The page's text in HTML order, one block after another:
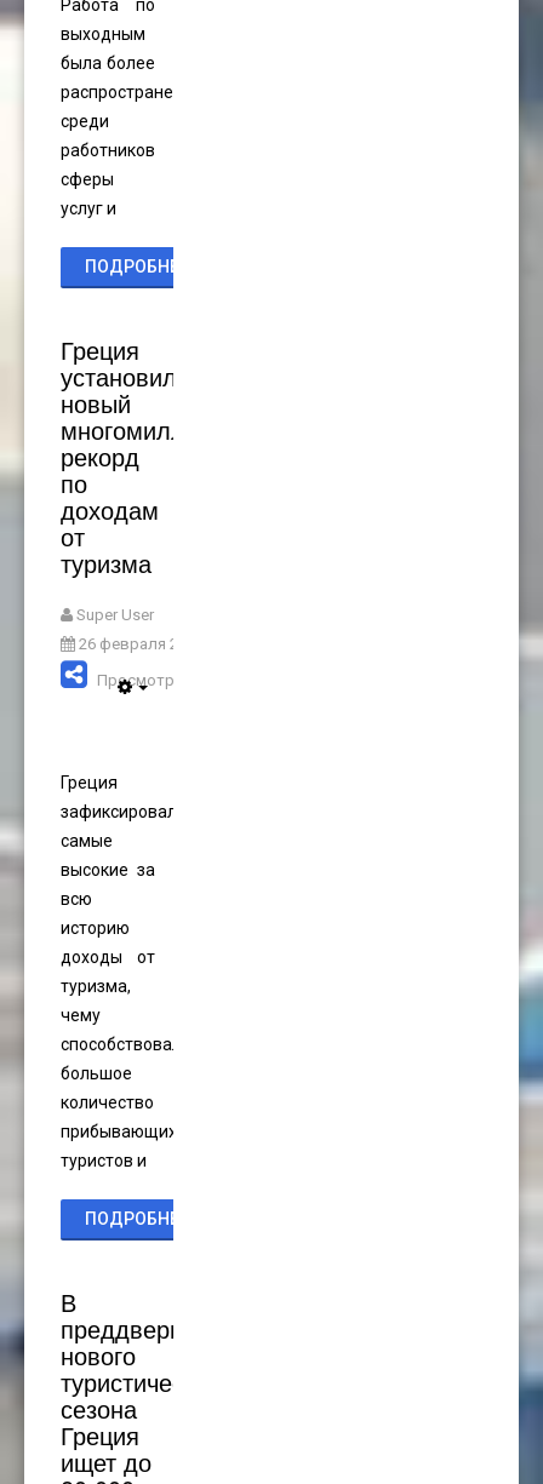
Работа по
выходным
была более
распространена
среди
работников
сферы
услуг и
ПОДРОБНЕЕ...
Греция
установила
новый
многомиллиардный
рекорд
по
доходам
от
туризма
Super User
26 февраля 2026
Просмотров: 453
Греция
зафиксировала
самые
высокие за
всю
историю
доходы от
туризма,
чему
способствовали
большое
количество
прибывающих
туристов и
ПОДРОБНЕЕ...
В
преддверии
нового
туристического
сезона
Греция
ищет до